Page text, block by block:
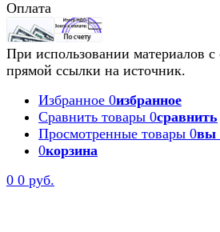
Оплата
При использовании материалов с
прямой ссылки на источник.
Избранное 0избранное
Сравнить товары 0сравнить
Просмотренные товары 0вы
0корзина
0 0 руб.